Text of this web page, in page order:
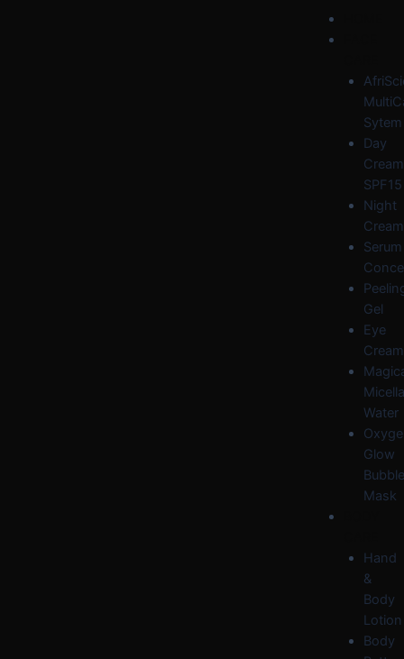
Sytem
Day
Cream
SPF15
Night
Cream
Serum
Gel
Eye
Cream
Water
Glow
Bubble
Mask
Hand
&
Body
Lotion
Body
Menu